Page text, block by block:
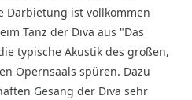
Darbietung ist vollkommen
Tanz der Diva aus "Das
typische Akustik des großen,
Opernsaals spüren. Dazu
Gesang der Diva sehr